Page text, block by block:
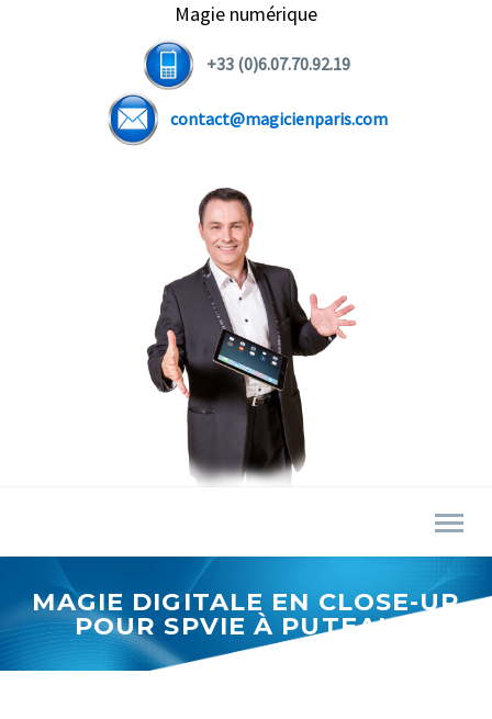
Magie numérique
+33 (0)6.07.70.92.19
contact@magicienparis.com
MAGIE DIGITALE EN CLOSE-UP
POUR SPVIE À PUTEAUX